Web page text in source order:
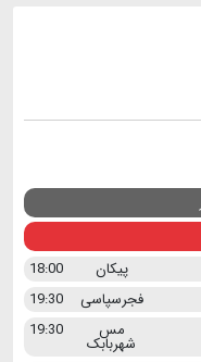
پیکان
18:00
فجرسپاسی
19:30
مس
شهربابک
19:30